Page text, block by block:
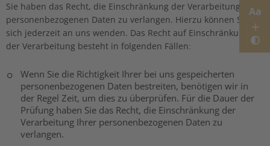
Aa
Sie haben das Recht, die Einschränkung der Verarbeitung Ihrer
personenbezogenen Daten zu verlangen. Hierzu können Sie
sich jederzeit an uns wenden. Das Recht auf Einschränkung
der Verarbeitung besteht in folgenden Fällen:
Wenn Sie die Richtigkeit Ihrer bei uns gespeicherten
personenbezogenen Daten bestreiten, benötigen wir in
der Regel Zeit, um dies zu überprüfen. Für die Dauer der
Prüfung haben Sie das Recht, die Einschränkung der
Verarbeitung Ihrer personenbezogenen Daten zu
verlangen.